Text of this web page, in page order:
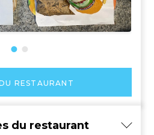
RESTAURANT
du restaurant